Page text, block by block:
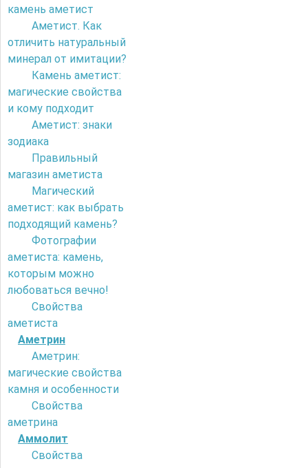
камень аметист
Аметист. Как
отличить натуральный
минерал от имитации?
Камень аметист:
магические свойства
и кому подходит
Аметист: знаки
зодиака
Правильный
магазин аметиста
Магический
аметист: как выбрать
подходящий камень?
Фотографии
аметиста: камень,
которым можно
любоваться вечно!
Свойства
аметиста
Аметрин
Аметрин:
магические свойства
камня и особенности
Свойства
аметрина
Аммолит
Свойства